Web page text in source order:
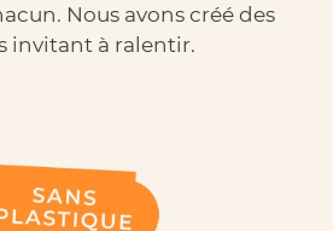
Nous avons créé des
invitant à ralentir.